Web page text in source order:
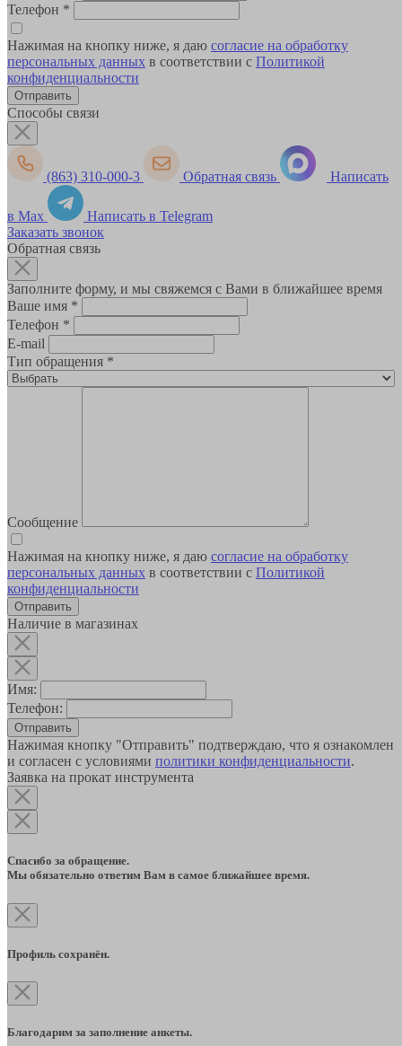
Телефон *
Нажимая на кнопку ниже, я даю согласие на обработку
персональных данных в соответствии с Политикой
конфиденциальности
Способы связи
(863) 310-000-3 Обратная связь Написать
в Max
Написать в Telegram
Заказать звонок
Обратная связь
Заполните форму, и мы свяжемся с Вами в ближайшее время
Ваше имя *
Телефон *
E-mail
Тип обращения *
Сообщение
Нажимая на кнопку ниже, я даю согласие на обработку
персональных данных в соответствии с Политикой
конфиденциальности
Наличие в магазинах
Имя:
Телефон:
Отправить
Нажимая кнопку "Отправить" подтверждаю, что я ознакомлен
и согласен с условиями политики конфиденциальности.
Заявка на прокат инструмента
Спасибо за обращение.
Мы обязательно ответим Вам в самое ближайшее время.
Профиль сохранён.
Благодарим за заполнение анкеты.